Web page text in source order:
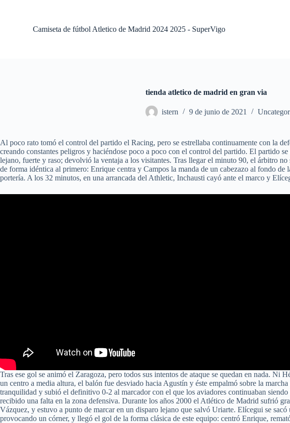
d
o
Camiseta de fútbol Atletico de Madrid 2024 2025 - SuperVigo
tienda atletico de madrid en gran via
istern 9 de junio de 2021
Al poco rato tomó el control del partido el Racing, pero se estrellaba continuamente con la
creando constantes peligros y haciéndose poco a poco con el control del partido. El partido
lejano, fuerte y raso; devolvió la ventaja a los visitantes. Tras llegar el minuto 90, el árbitro
de forma idéntica al primero: Enrique centra y Campos la manda de un cabezazo al fondo
portería. A los 32 minutos, en una arrancada del Athletic, Inchausti cayó ante el marco y
Tras ese gol se animó el Zaragoza, pero todos sus intentos de ataque se quedan en nada.
un centro a media altura, el balón fue desviado hacia Agustín y éste empalmó sobre la
tranquilidad y subió el definitivo 0-2 al marcador con el que los aviadores continuaban siendo
recibido una falta en la zona defensiva. Durante los años 2000 el Atlético de Madrid sufrió
Vázquez, y estuvo a punto de marcar en un disparo lejano que salvó Uriarte. Elícegui se
provocando un córner, y llegó el gol de la forma clásica de este equipo: centró Enrique,